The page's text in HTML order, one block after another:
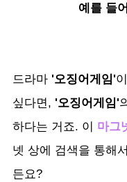
예를 들
드라마 '오징어게임'
싶다면, '오징어게임'
하다는 거죠. 이 마그
넷 상에 검색을 통해
든요?